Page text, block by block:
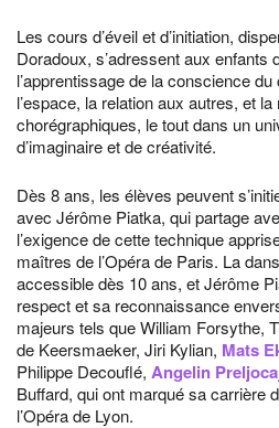
Les cours d’éveil et d’initiation,
Doradoux, s’adressent aux enfants
l’apprentissage de la conscience
l’espace, la relation aux autres, et
chorégraphiques, le tout dans un
d’imaginaire et de créativité.
Dès 8 ans, les élèves peuvent
avec Jérôme Piatka, qui partage
l’exigence de cette technique
maîtres de l’Opéra de Paris. La
accessible dès 10 ans, et Jérôme
respect et sa reconnaissance
majeurs tels que William Forsythe,
de Keersmaeker, Jiri Kylian, Mats
Philippe Decouflé, Angelin
Buffard, qui ont marqué sa carrière
l’Opéra de Lyon.